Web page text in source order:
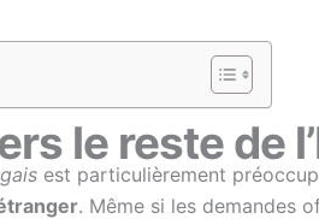
le reste de
est particulièrement
. Même si les demandes